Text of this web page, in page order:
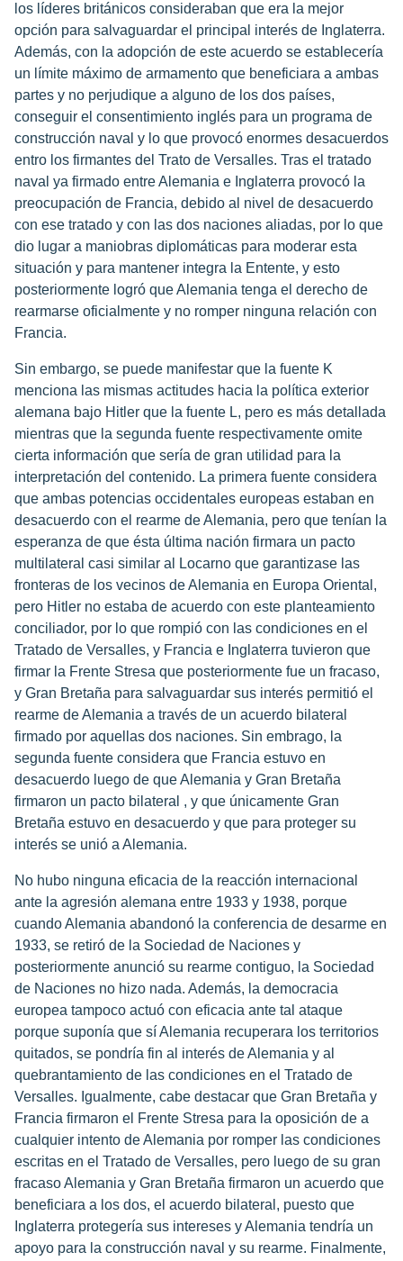
los líderes británicos consideraban que era la mejor
opción para salvaguardar el principal interés de Inglaterra.
Además, con la adopción de este acuerdo se establecería
un límite máximo de armamento que beneficiara a ambas
partes y no perjudique a alguno de los dos países,
conseguir el consentimiento inglés para un programa de
construcción naval y lo que provocó enormes desacuerdos
entro los firmantes del Trato de Versalles. Tras el tratado
naval ya firmado entre Alemania e Inglaterra provocó la
preocupación de Francia, debido al nivel de desacuerdo
con ese tratado y con las dos naciones aliadas, por lo que
dio lugar a maniobras diplomáticas para moderar esta
situación y para mantener integra la Entente, y esto
posteriormente logró que Alemania tenga el derecho de
rearmarse oficialmente y no romper ninguna relación con
Francia.
Sin embargo, se puede manifestar que la fuente K
menciona las mismas actitudes hacia la política exterior
alemana bajo Hitler que la fuente L, pero es más detallada
mientras que la segunda fuente respectivamente omite
cierta información que sería de gran utilidad para la
interpretación del contenido. La primera fuente considera
que ambas potencias occidentales europeas estaban en
desacuerdo con el rearme de Alemania, pero que tenían la
esperanza de que ésta última nación firmara un pacto
multilateral casi similar al Locarno que garantizase las
fronteras de los vecinos de Alemania en Europa Oriental,
pero Hitler no estaba de acuerdo con este planteamiento
conciliador, por lo que rompió con las condiciones en el
Tratado de Versalles, y Francia e Inglaterra tuvieron que
firmar la Frente Stresa que posteriormente fue un fracaso,
y Gran Bretaña para salvaguardar sus interés permitió el
rearme de Alemania a través de un acuerdo bilateral
firmado por aquellas dos naciones. Sin embrago, la
segunda fuente considera que Francia estuvo en
desacuerdo luego de que Alemania y Gran Bretaña
firmaron un pacto bilateral , y que únicamente Gran
Bretaña estuvo en desacuerdo y que para proteger su
interés se unió a Alemania.
No hubo ninguna eficacia de la reacción internacional
ante la agresión alemana entre 1933 y 1938, porque
cuando Alemania abandonó la conferencia de desarme en
1933, se retiró de la Sociedad de Naciones y
posteriormente anunció su rearme contiguo, la Sociedad
de Naciones no hizo nada. Además, la democracia
europea tampoco actuó con eficacia ante tal ataque
porque suponía que sí Alemania recuperara los territorios
quitados, se pondría fin al interés de Alemania y al
quebrantamiento de las condiciones en el Tratado de
Versalles. Igualmente, cabe destacar que Gran Bretaña y
Francia firmaron el Frente Stresa para la oposición de a
cualquier intento de Alemania por romper las condiciones
escritas en el Tratado de Versalles, pero luego de su gran
fracaso Alemania y Gran Bretaña firmaron un acuerdo que
beneficiara a los dos, el acuerdo bilateral, puesto que
Inglaterra protegería sus intereses y Alemania tendría un
apoyo para la construcción naval y su rearme. Finalmente,